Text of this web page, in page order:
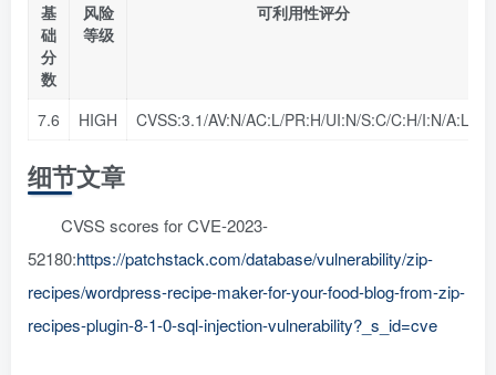
基
础
分
数
风险
等级
可利用性评分
7.6 HIGH CVSS:3.1/AV:N/AC:L/PR:H/UI:N/S:C/C:H/I:N/A:L
细节文章
CVSS scores for CVE-2023-
52180:https://patchstack.com/database/vulnerability/zip-
recipes/wordpress-recipe-maker-for-your-food-blog-from-zip-
recipes-plugin-8-1-0-sql-injection-vulnerability?_s_id=cve